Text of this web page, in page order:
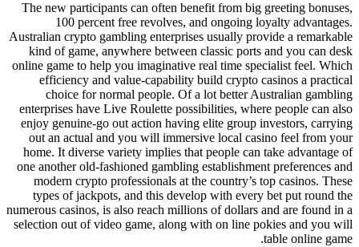
The new participants can often benefit from big greeting bonuses,
100 percent free revolves, and ongoing loyalty advantages.
Australian crypto gambling enterprises usually provide a remarkable
kind of game, anywhere between classic ports and you can desk
online game to help you imaginative real time specialist feel. Which
efficiency and value-capability build crypto casinos a practical
choice for normal people. Of a lot better Australian gambling
enterprises have Live Roulette possibilities, where people can also
enjoy genuine-go out action having elite group investors, carrying
out an actual and you will immersive local casino feel from your
home. It diverse variety implies that people can take advantage of
one another old-fashioned gambling establishment preferences and
modern crypto professionals at the country’s top casinos. These
types of jackpots, and this develop with every bet put round the
numerous casinos, is also reach millions of dollars and are found in a
selection out of video game, along with on line pokies and you will
table online game.